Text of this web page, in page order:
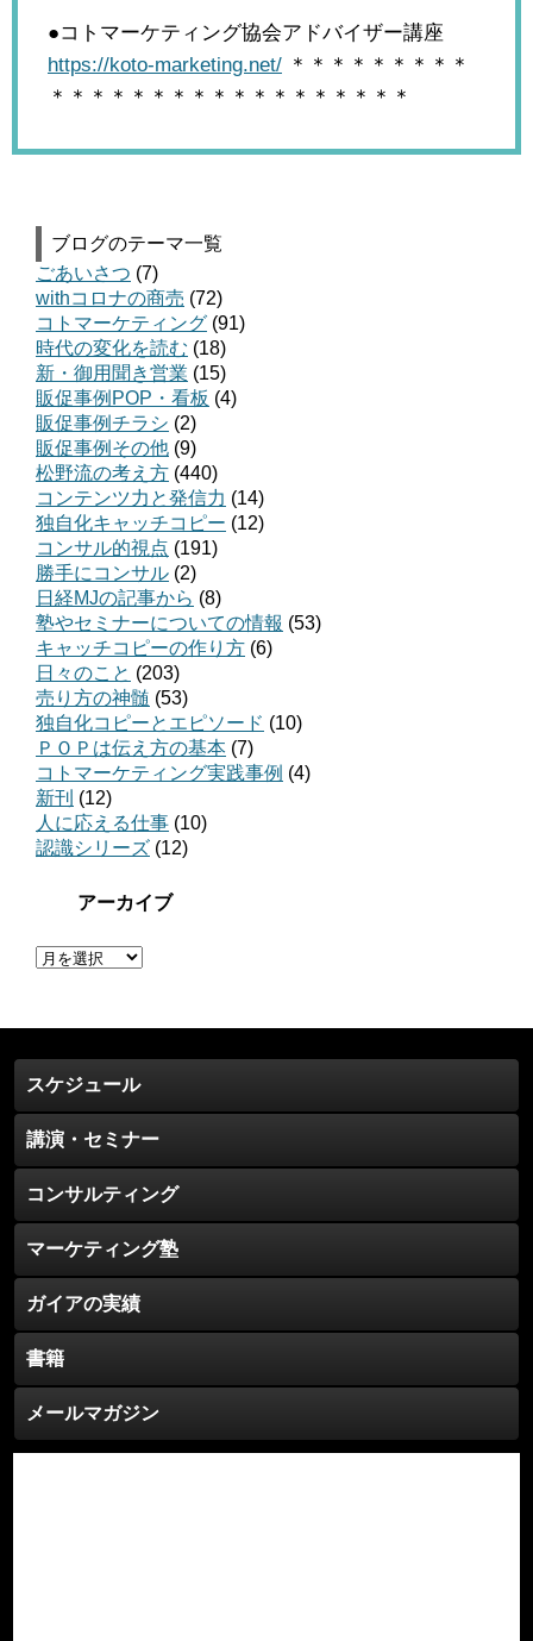
●コトマーケティング協会アドバイザー講座
https://koto-marketing.net/ ＊＊＊＊＊＊＊＊＊
＊＊＊＊＊＊＊＊＊＊＊＊＊＊＊＊＊＊
ブログのテーマ一覧
ごあいさつ (7)
withコロナの商売 (72)
コトマーケティング (91)
時代の変化を読む (18)
新・御用聞き営業 (15)
販促事例POP・看板 (4)
販促事例チラシ (2)
販促事例その他 (9)
松野流の考え方 (440)
コンテンツ力と発信力 (14)
独自化キャッチコピー (12)
コンサル的視点 (191)
勝手にコンサル (2)
日経MJの記事から (8)
塾やセミナーについての情報 (53)
キャッチコピーの作り方 (6)
日々のこと (203)
売り方の神髄 (53)
独自化コピーとエピソード (10)
ＰＯＰは伝え方の基本 (7)
コトマーケティング実践事例 (4)
新刊 (12)
人に応える仕事 (10)
認識シリーズ (12)
アーカイブ
ア
イ
ブ
スケジュール
講演・セミナー
コンサルティング
マーケティング塾
ガイアの実績
書籍
メールマガジン